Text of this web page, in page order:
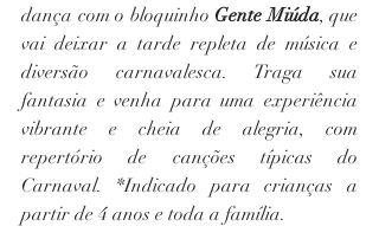
dança com o bloquinho Gente Miúda, que
vai deixar a tarde repleta de música e
diversão carnavalesca. Traga sua
fantasia e venha para uma experiência
vibrante e cheia de alegria, com
repertório de canções típicas do
Carnaval. *Indicado para crianças a
partir de 4 anos e toda a família.